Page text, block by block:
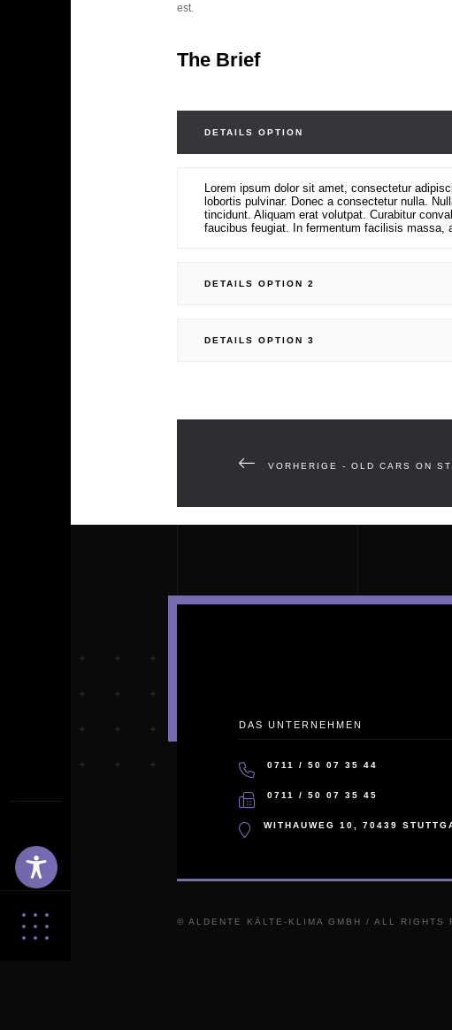
est.
The Brief
DETAILS OPTION
Lorem ipsum dolor sit amet, consectetur
lobortis pulvinar. Donec a consectetur nulla.
tincidunt. Aliquam erat volutpat. Curabitur
faucibus feugiat. In fermentum facilisis massa,
DETAILS OPTION 2
DETAILS OPTION 3
VORHERIGE - OLD CARS ON
DAS UNTERNEHMEN
0711 / 50 07 35 44
0711 / 50 07 35 45
WITHAUWEG 10, 70439
© ALDENTE KÄLTE-KLIMA GMBH / ALL RIGHTS